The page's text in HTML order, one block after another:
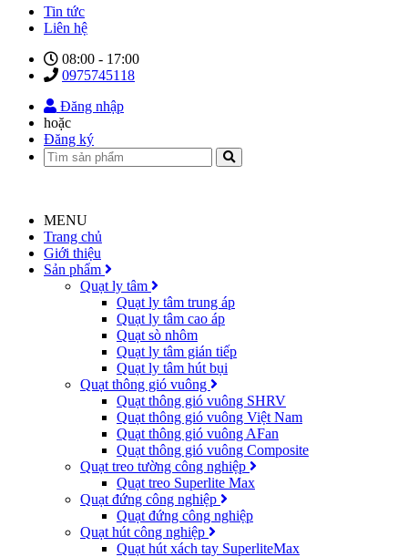
Tin tức
Liên hệ
08:00 - 17:00
0975745118
Đăng nhập
hoặc
Đăng ký
MENU
Trang chủ
Giới thiệu
Sản phẩm
Quạt ly tâm
Quạt ly tâm trung áp
Quạt ly tâm cao áp
Quạt sò nhôm
Quạt ly tâm gián tiếp
Quạt ly tâm hút bụi
Quạt thông gió vuông
Quạt thông gió vuông SHRV
Quạt thông gió vuông Việt Nam
Quạt thông gió vuông AFan
Quạt thông gió vuông Composite
Quạt treo tường công nghiệp
Quạt treo Superlite Max
Quạt đứng công nghiệp
Quạt đứng công nghiệp
Quạt hút công nghiệp
Quạt hút xách tay SuperliteMax